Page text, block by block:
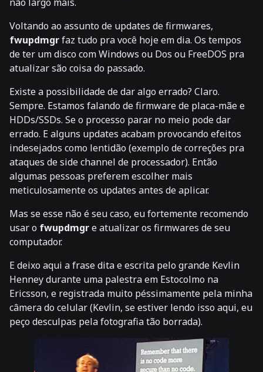
Voltando ao assunto de updates de firmwares,
fwupdmgrfaz tudo pra você hoje em dia. Os tempos
de ter um disco com Windows ou Dos ou FreeDOS pra
atualizar são coisa do passado.
Existe a possibilidade de dar algo errado? Claro.
Sempre. Estamos falando de firmware de placa-mãe e
HDDs/SSDs. Se o processo parar no meio pode dar
errado. E alguns updates acabam provocando efeitos
indesejados como lentidão (exemplo de correções pra
ataques de side channel de processador). Então
algumas pessoas preferem escolher mais
meticulosamente os updates antes de aplicar.
Mas se esse não é seu caso, eu fortemente recomendo
usar o fwupdmgre atualizar os firmwares de seu
computador.
E deixo aqui a frase dita e escrita pelo grande Kevlin
Henney durante uma palestra em Estocolmo na
Ericsson, e registrada muito péssimamente pela minha
câmera do celular (Kevlin, se estiver lendo isso aqui, eu
peço desculpas pela fotografia tão borrada).